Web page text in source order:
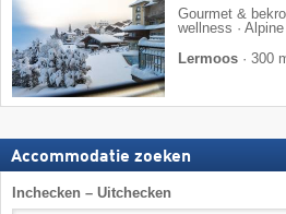
Gourmet &
wellness ·
Lermoos · 300
Accommodatie zoeken
Inchecken – Uitchecken